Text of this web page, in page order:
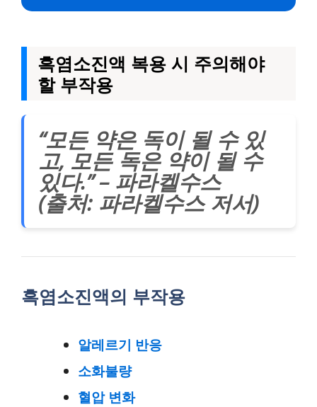
흑염소진액 복용 시 주의해야
할 부작용
“모든 약은 독이 될 수 있
고, 모든 독은 약이 될 수
있다.” – 파라켈수스
(출처: 파라켈수스 저서)
흑염소진액의 부작용
알레르기 반응
소화불량
혈압 변화